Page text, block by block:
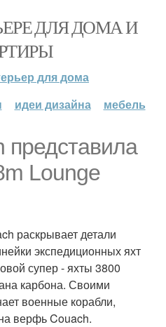
ДЛЯ ДОМА И
для дома
идеи дизайна мебель
Lounge
раскрывает детали
экспедиционных яхт
супер - яхты 3800
карбона. Своими
военные корабли,
верфь Couach.